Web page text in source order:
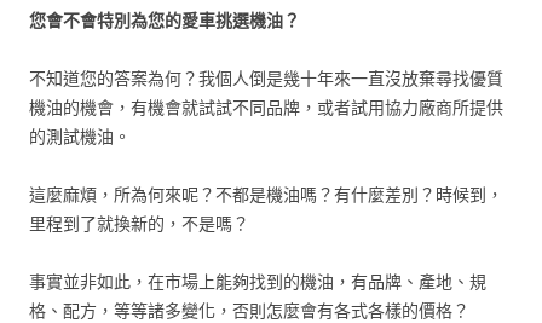
您會不會特別為您的愛車挑選機油？
不知道您的答案為何？我個人倒是幾十年來一直沒放棄尋找優質
機油的機會，有機會就試試不同品牌，或者試用協力廠商所提供
的測試機油。
這麼麻煩，所為何來呢？不都是機油嗎？有什麼差別？時候到，
里程到了就換新的，不是嗎？
事實並非如此，在市場上能夠找到的機油，有品牌、產地、規
格、配方，等等諸多變化，否則怎麼會有各式各樣的價格？